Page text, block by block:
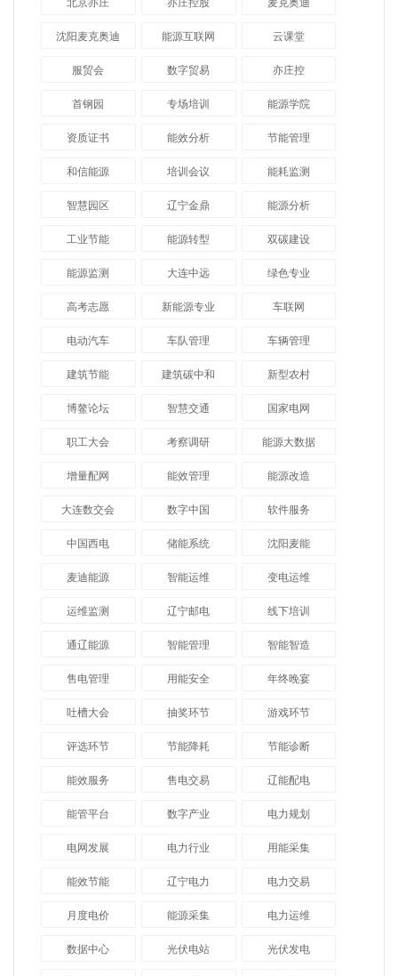
北京亦庄 亦庄控股 麦克奥迪
沈阳麦克奥迪 能源互联网 云课堂
服贸会 数字贸易 亦庄控
首钢园 专场培训 能源学院
资质证书 能效分析 节能管理
和信能源 培训会议 能耗监测
智慧园区 辽宁金鼎 能源分析
工业节能 能源转型 双碳建设
能源监测 大连中远 绿色专业
高考志愿 新能源专业 车联网
电动汽车 车队管理 车辆管理
建筑节能 建筑碳中和 新型农村
博鳌论坛 智慧交通 国家电网
职工大会 考察调研 能源大数据
增量配网 能效管理 能源改造
大连数交会 数字中国 软件服务
中国西电 储能系统 沈阳麦能
麦迪能源 智能运维 变电运维
运维监测 辽宁邮电 线下培训
通辽能源 智能管理 智能智造
售电管理 用能安全 年终晚宴
吐槽大会 抽奖环节 游戏环节
评选环节 节能降耗 节能诊断
能效服务 售电交易 辽能配电
能管平台 数字产业 电力规划
电网发展 电力行业 用能采集
能效节能 辽宁电力 电力交易
月度电价 能源采集 电力运维
数据中心 光伏电站 光伏发电